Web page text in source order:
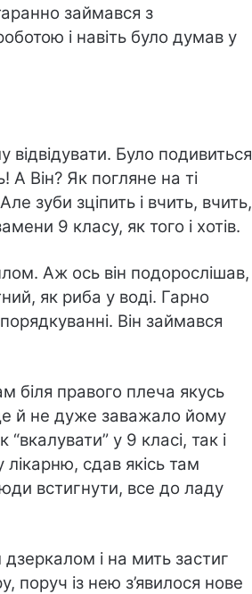
займався з
і навіть було думав у
відвідувати. Було подивиться
А Він? Як погляне на ті
зуби зціпить і вчить, вчить,
9 класу, як того і хотів.
Аж ось він подорослішав,
як риба у воді. Гарно
Він займався
біля правого плеча якусь
й не дуже заважало йому
у 9 класі, так і
сдав якісь там
встигнути, все до ладу
і на мить застиг
поруч із нею з’явилося нове